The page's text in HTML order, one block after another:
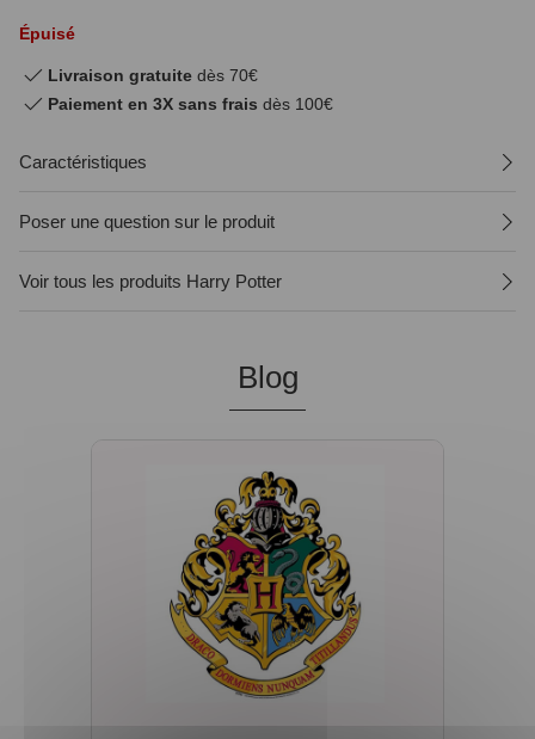
Épuisé
Livraison gratuite dès 70€
Paiement en 3X sans frais dès 100€
Caractéristiques
Poser une question sur le produit
Voir tous les produits Harry Potter
Blog